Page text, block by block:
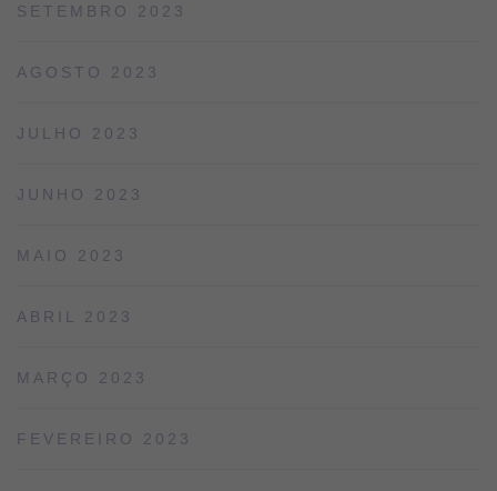
SETEMBRO 2023
AGOSTO 2023
JULHO 2023
JUNHO 2023
MAIO 2023
ABRIL 2023
MARÇO 2023
FEVEREIRO 2023